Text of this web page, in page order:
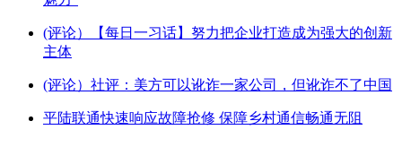
(评论）【每日一习话】努力把企业打造成为强大的创新
主体
(评论）社评：美方可以讹诈一家公司，但讹诈不了中国
平陆联通快速响应故障抢修 保障乡村通信畅通无阻